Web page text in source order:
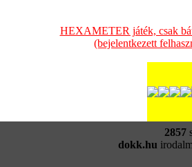
HEXAMETER játék, csak
(bejelentkezett
2857
dokk.hu